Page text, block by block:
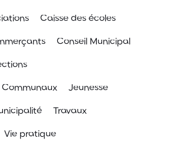
Caisse des écoles
Conseil Municipal
Communaux Jeunesse
Travaux
Vie pratique